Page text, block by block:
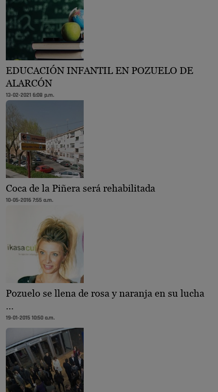
EDUCACIÓN INFANTIL EN POZUELO DE
ALARCÓN
13-02-2021 6:08 p.m.
Coca de la Piñera será rehabilitada
10-05-2016 7:55 a.m.
Pozuelo se llena de rosa y naranja en su lucha
…
19-01-2015 10:50 a.m.